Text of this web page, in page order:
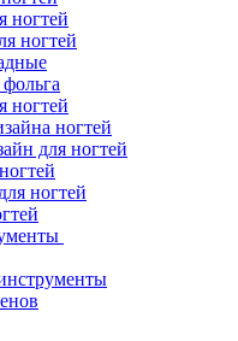
ногтей
ногтей
ногтей
ногтей
для ногтей
ногтей